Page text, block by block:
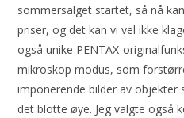
sommersalget startet, så nå
priser, og det kan vi vel ikke
også unike PENTAX-
mikroskop modus, som
imponerende bilder av objekter
det blotte øye. Jeg valgte også